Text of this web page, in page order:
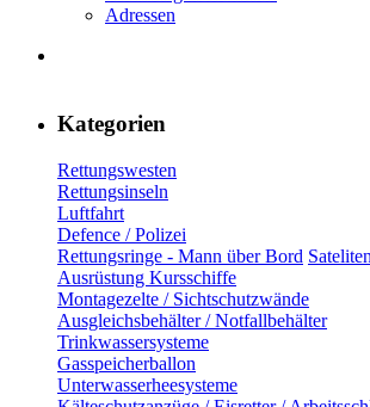
Adressen
Kategorien
Rettungswesten
Rettungsinseln
Luftfahrt
Defence / Polizei
Rettungsringe - Mann über Bord
Ausrüstung Kursschiffe
Montagezelte / Sichtschutzwände
Ausgleichsbehälter / Notfallbehälter
Trinkwassersysteme
Gasspeicherballon
Unterwasserheesysteme